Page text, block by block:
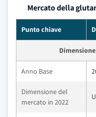
Mercato della
Punto chiave
Anno Base
Dimensione del
mercato in 2022